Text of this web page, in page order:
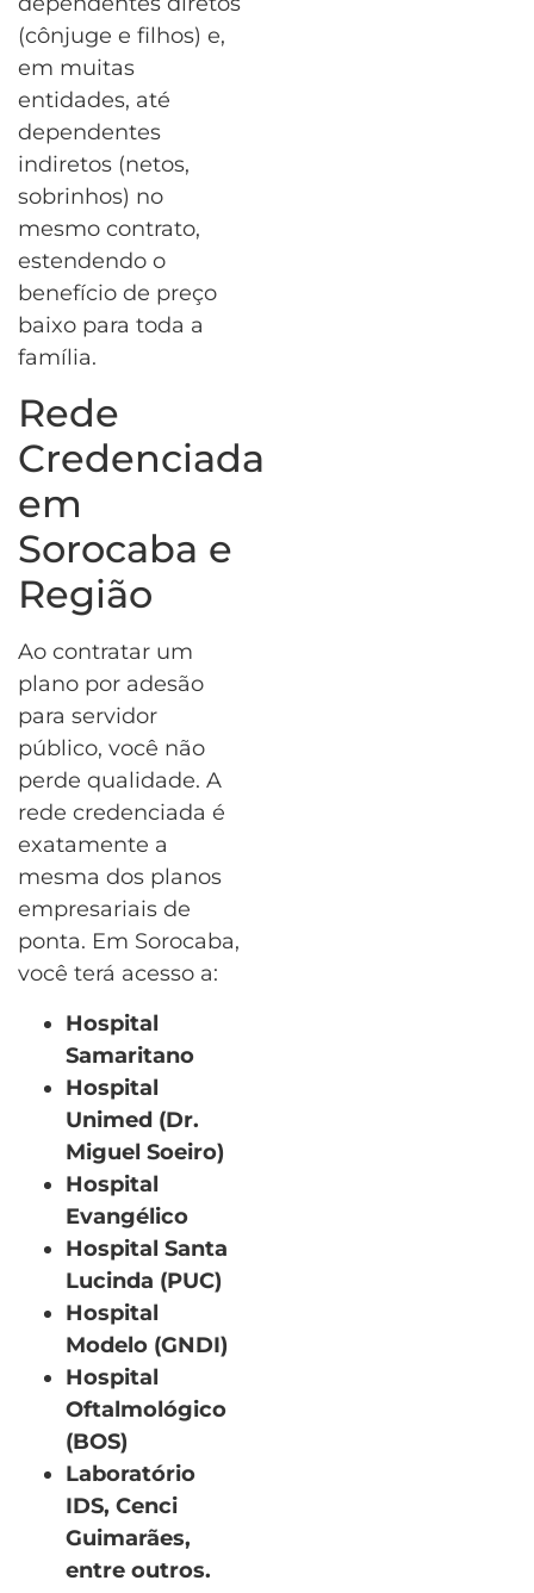
(cônjuge e filhos) e,
em muitas
entidades, até
dependentes
indiretos (netos,
sobrinhos) no
mesmo contrato,
estendendo o
benefício de preço
baixo para toda a
família.
Rede
Credenciada
em
Sorocaba e
Região
Ao contratar um
plano por adesão
para servidor
público, você não
perde qualidade. A
rede credenciada é
exatamente a
mesma dos planos
empresariais de
ponta. Em Sorocaba,
você terá acesso a:
Hospital
Samaritano
Hospital
Unimed (Dr.
Miguel Soeiro)
Hospital
Evangélico
Hospital Santa
Lucinda (PUC)
Hospital
Modelo (GNDI)
Hospital
Oftalmológico
(BOS)
Laboratório
IDS, Cenci
Guimarães,
entre outros.